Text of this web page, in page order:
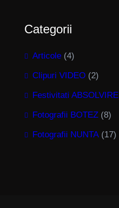
Categorii
Articole (4)
Clipuri VIDEO (2)
Festivitati ABSOLVIRE
Fotografii BOTEZ (8)
Fotografii NUNTA (17)